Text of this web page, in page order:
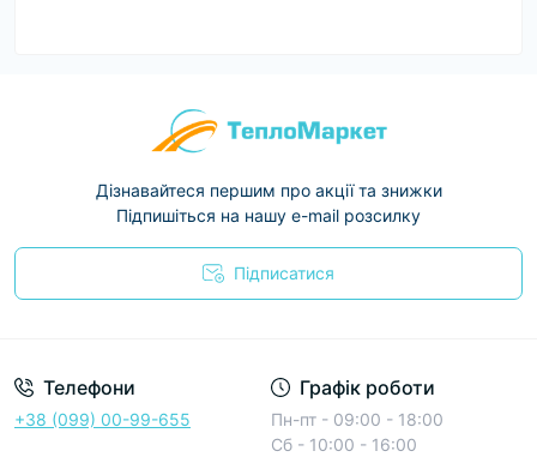
Дізнавайтеся першим про акції та знижки
Підпишіться на нашу e-mail розсилку
Підписатися
Телефони
+38 (099) 00-99-655
Графік роботи
Пн-пт - 09:00 - 18:00
Сб - 10:00 - 16:00